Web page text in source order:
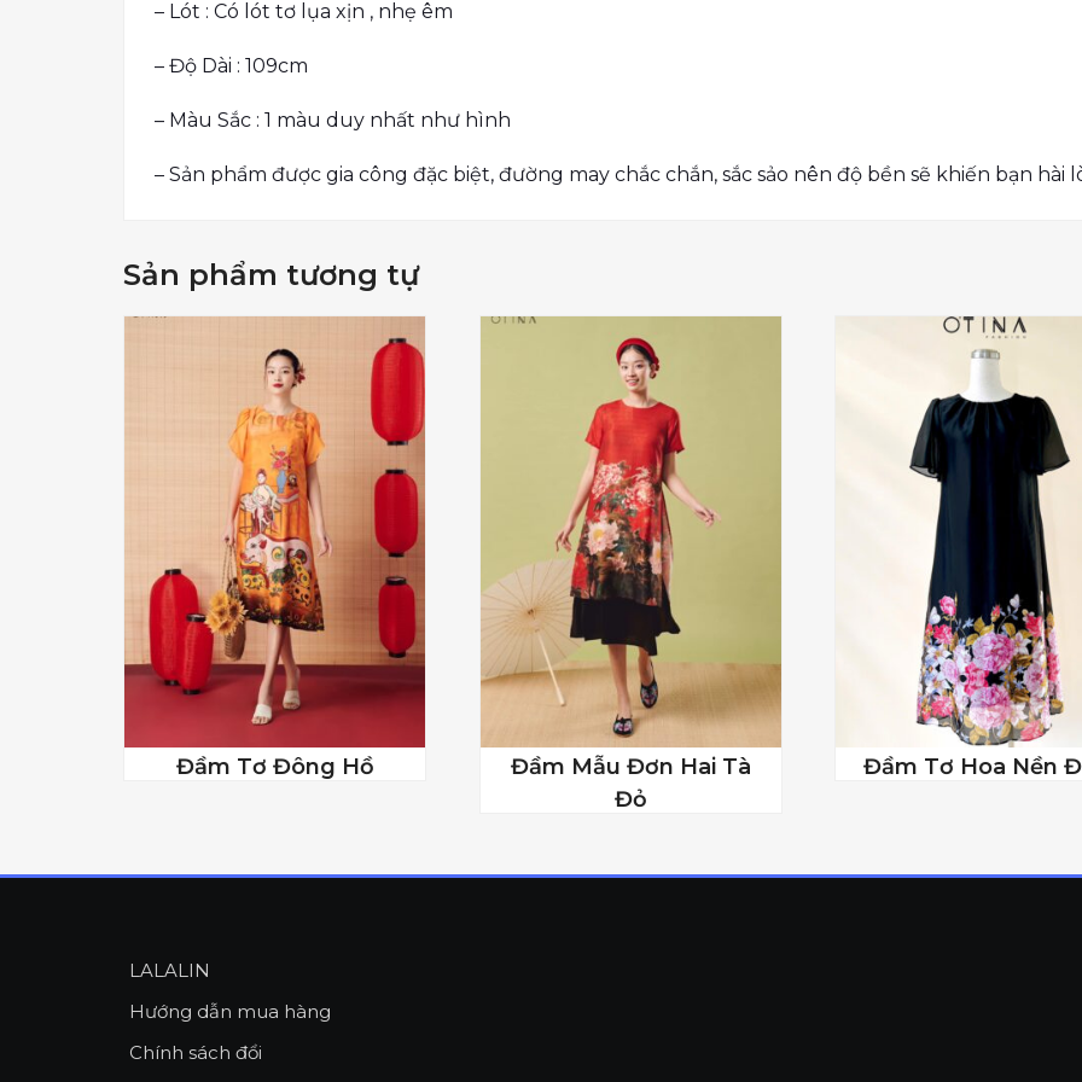
– Lót : Có lót tơ lụa xịn , nhẹ êm
– Độ Dài : 109cm
– Màu Sắc : 1 màu duy nhất như hình
– Sản phẩm được gia công đặc biệt, đường may chắc chắn, sắc sảo nên độ bền sẽ khiến bạn hài
Sản phẩm tương tự
Đầm Tơ Đông Hồ
Đầm Mẫu Đơn Hai Tà
Đỏ
Đầm Tơ Hoa Nền
LALALIN
Hướng dẫn mua hàng
Chính sách đổi